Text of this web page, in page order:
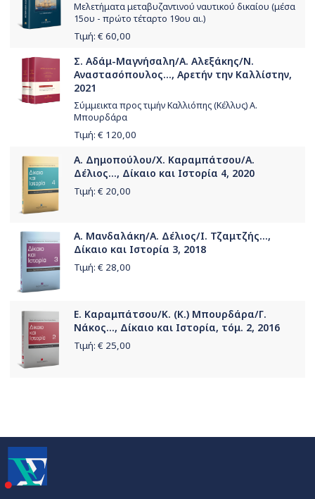
Μελετήματα μεταβυζαντινού ναυτικού δικαίου (μέσα
15ου - πρώτο τέταρτο 19ου αι.)
Τιμή: € 60,00
Σ. Αδάμ-Μαγνήσαλη/Α. Αλεξάκης/Ν.
Αναστασόπουλος..., Αρετήν την Καλλίστην,
2021
Σύμμεικτα προς τιμήν Καλλιόπης (Κέλλυς) Α.
Μπουρδάρα
Τιμή: € 120,00
Α. Δημοπούλου/Χ. Καραμπάτσου/Α.
Δέλιος..., Δίκαιο και Ιστορία 4, 2020
Τιμή: € 20,00
Α. Μανδαλάκη/Α. Δέλιος/Ι. Τζαμτζής...,
Δίκαιο και Ιστορία 3, 2018
Τιμή: € 28,00
Ε. Καραμπάτσου/Κ. (Κ.) Μπουρδάρα/Γ.
Νάκος..., Δίκαιο και Ιστορία, τόμ. 2, 2016
Τιμή: € 25,00